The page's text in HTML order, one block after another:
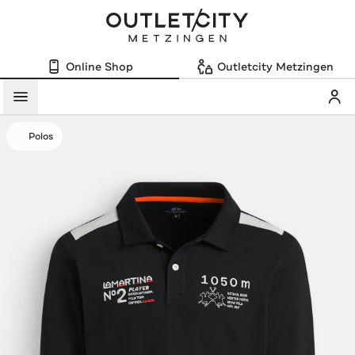
Online Shop Outletcity Metzingen
Menü
Polos